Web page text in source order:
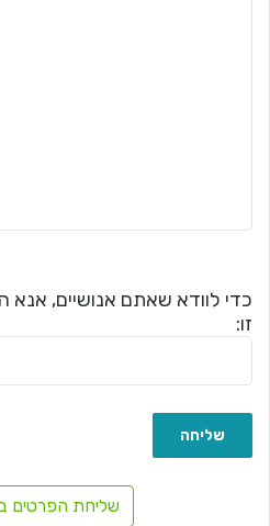
כדי לוודא שאתם אנושיים,
זו:
שליחת הפרטים